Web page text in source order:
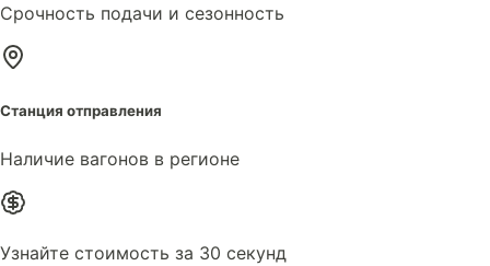
Срочность подачи и сезонность
Станция отправления
Наличие вагонов в регионе
Узнайте стоимость за 30 секунд